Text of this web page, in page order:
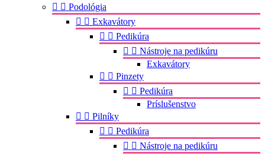
  Podológia
  Exkavátory
  Pedikúra
  Nástroje na pedikúru
Exkavátory
  Pinzety
  Pedikúra
Príslušenstvo
  Pilníky
  Pedikúra
  Nástroje na pedikúru